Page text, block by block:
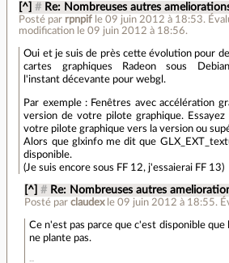
[^] # Re: Nombreuses autres
Posté par rpnpif le 09 juin 2012 à 18:53.
modification le 09 juin 2012 à 18:56.
Oui et je suis de près cette évolution pour
cartes graphiques Radeon sous
l'instant décevante pour webgl.
Par exemple : Fenêtres avec accélération
version de votre pilote graphique.
votre pilote graphique vers la version ou
Alors que glxinfo me dit que
disponible.
(Je suis encore sous FF 12, j'essaierai FF 13)
[^] # Re: Nombreuses autres
Posté par claudex le 09 juin 2012 à 18:55.
Ce n'est pas parce que c'est disponible que
ne plante pas.